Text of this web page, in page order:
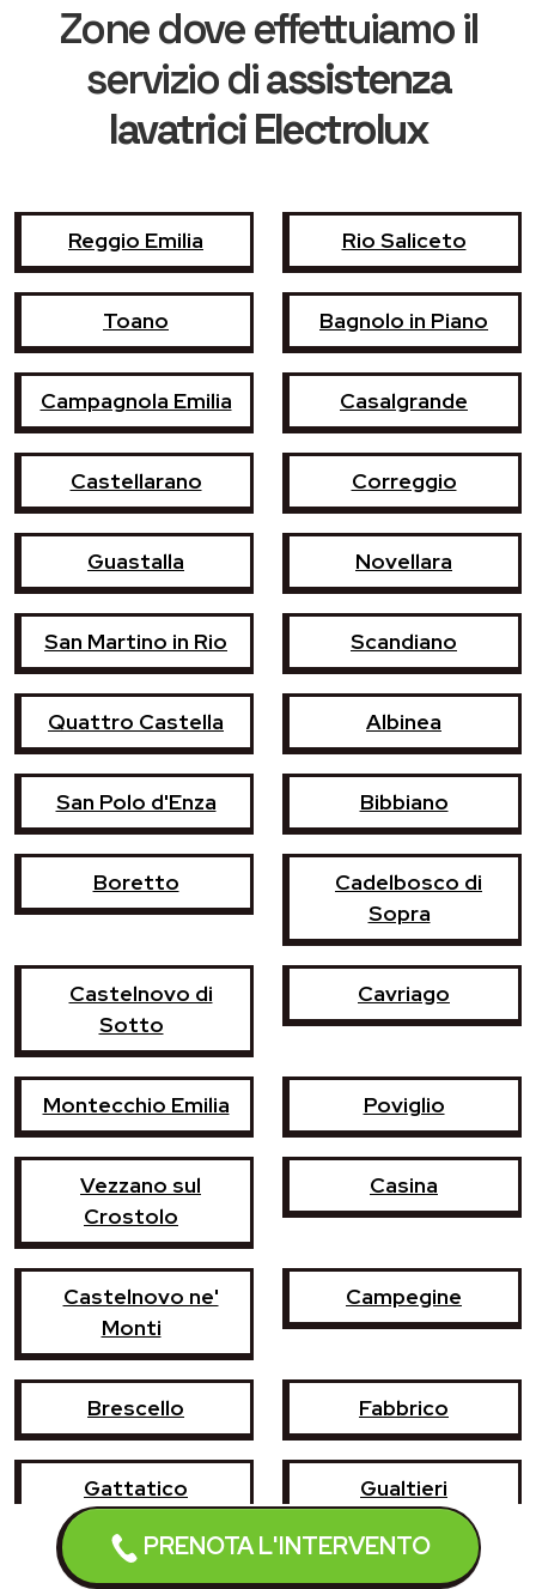
PRENOTA L'INTERVENTO
Zone dove effettuiamo il
servizio diassistenza
lavatrici Electrolux
Reggio Emilia Rio Saliceto
Toano Bagnolo in Piano
Campagnola Emilia Casalgrande
Castellarano Correggio
Guastalla Novellara
San Martino in Rio Scandiano
Quattro Castella Albinea
San Polo d'Enza Bibbiano
Boretto
Cadelbosco di
Sopra
Castelnovo di
Sotto
Cavriago
Montecchio Emilia Poviglio
Vezzano sul
Crostolo
Casina
Castelnovo ne'
Monti
Campegine
Brescello Fabbrico
Gattatico Gualtieri
Luzzara